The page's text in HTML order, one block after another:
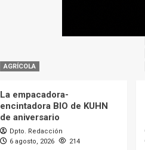
AGRÍCOLA
La empacadora-
encintadora BIO de KUHN
de aniversario
Dpto. Redacción
6 agosto, 2026
214